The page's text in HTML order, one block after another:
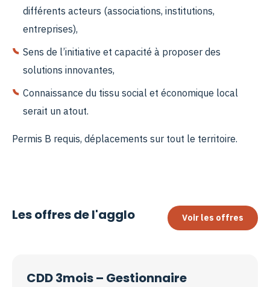
différents acteurs (associations, institutions,
entreprises),
Sens de l’initiative et capacité à proposer des
solutions innovantes,
Connaissance du tissu social et économique local
serait un atout.
Permis B requis, déplacements sur tout le territoire.
Les offres de l'agglo Voir les offres
CDD 3mois – Gestionnaire